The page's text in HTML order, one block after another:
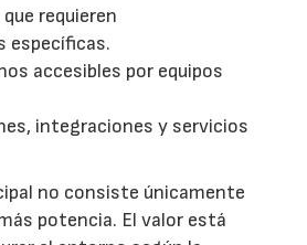
requieren
específicas.
accesibles por equipos
integraciones y servicios
no consiste únicamente
potencia. El valor está